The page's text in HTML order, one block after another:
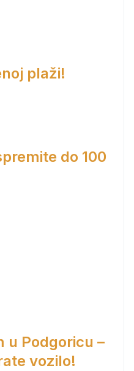
plaži!
do 100
u Podgoricu –
vozilo!